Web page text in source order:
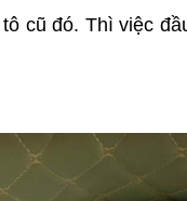
cũ đó. Thì việc